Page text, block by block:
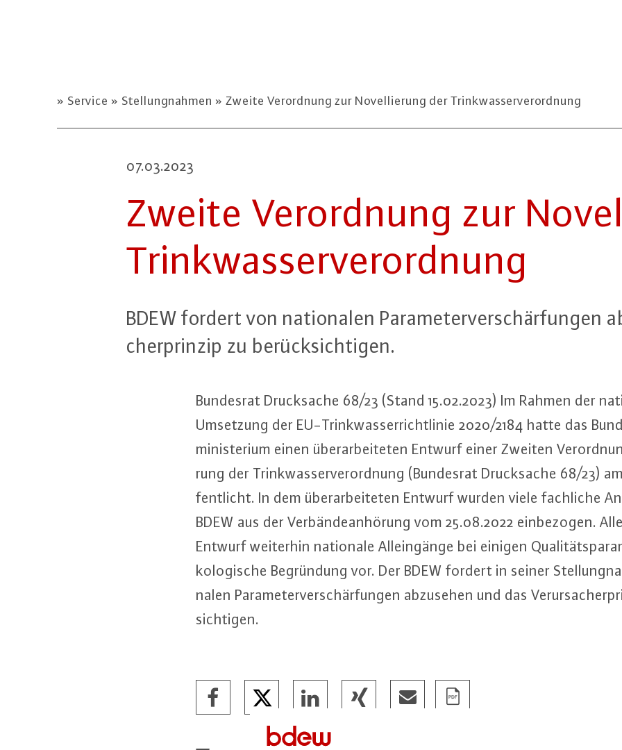
Service Stellungnahmen Zweite Verordnung zur Novellierung der Trinkwasserverordnung
07.03.2023
Zweite Ver­ord­nung zur
Trink­was­ser­ver­ord­nung
BDEW fordert von na­tio­na­len Pa­ra­me­ter­ver­schär­fun­gen
cher­prin­zip zu be­rück­sich­ti­gen.
Bundesrat Druck­sa­che 68/23 (Stand 15.02.2023) Im Rahmen der
Umsetzung der EU-Trink­was­ser­richt­li­nie 2020/2184 hatte das
mi­nis­te­ri­um einen über­ar­bei­te­ten Entwurf einer Zweiten
rung der Trink­was­ser­ver­ord­nung (Bundesrat Druck­sa­che 68/23)
fent­licht. In dem über­ar­bei­te­ten Entwurf wurden viele fachliche
BDEW aus der Ver­bän­de­an­hö­rung vom 25.08.2022 ein­be­zo­gen.
Entwurf weiterhin nationale Al­lein­gän­ge bei einigen
ko­lo­gi­sche Be­grün­dung vor. Der BDEW fordert in seiner
na­len Pa­ra­me­ter­ver­schär­fun­gen abzusehen und das
sich­ti­gen.